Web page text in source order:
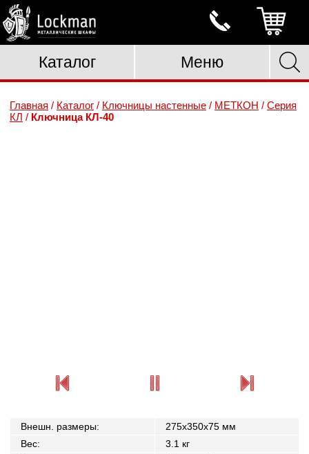
Каталог Меню
Главная / Каталог / Ключницы настенные / МЕТКОН / Серия
КЛ / Ключница КЛ-40
Внешн. размеры:
275x350x75 мм
Вес:
3.1 кг